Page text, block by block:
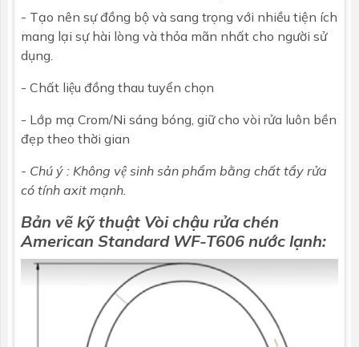
- Tạo nên sự đồng bộ và sang trọng với nhiều tiện ích
mang lại sự hài lòng và thỏa mãn nhất cho người sử
dụng.
- Chất liệu đồng thau tuyển chọn
- Lớp mạ Crom/Ni sáng bóng, giữ cho vòi rửa luôn bền
đẹp theo thời gian
- Chú ý : Không vệ sinh sản phẩm bằng chất tẩy rửa
có tính axit mạnh.
Bản vẽ kỹ thuật Vòi chậu rửa chén
American Standard WF-T606 nước lạnh: